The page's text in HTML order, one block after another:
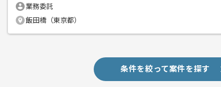
業務委託
飯田橋（東京都）
条件を絞って案件を探す